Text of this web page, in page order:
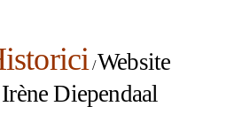
/Website
Diependaal